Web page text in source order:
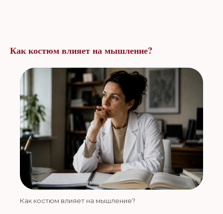
Как костюм влияет на мышление?
Как костюм влияет на мышление?